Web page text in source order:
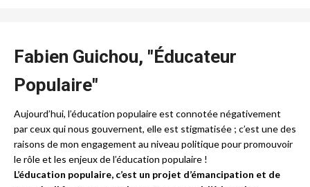
Fabien Guichou, "Éducateur
Populaire"
Aujourd’hui, l’éducation populaire est connotée négativement
par ceux qui nous gouvernent, elle est stigmatisée ; c’est une des
raisons de mon engagement au niveau politique pour promouvoir
le rôle et les enjeux de l’éducation populaire !
L’éducation populaire, c’est un projet d’émancipation et de